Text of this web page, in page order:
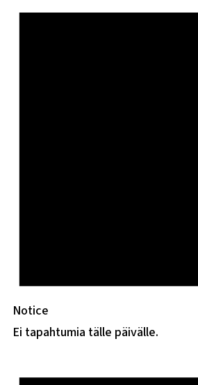
Notice
Ei tapahtumia tälle päivälle.